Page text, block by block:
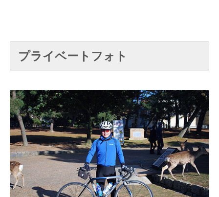
プライベートフォト